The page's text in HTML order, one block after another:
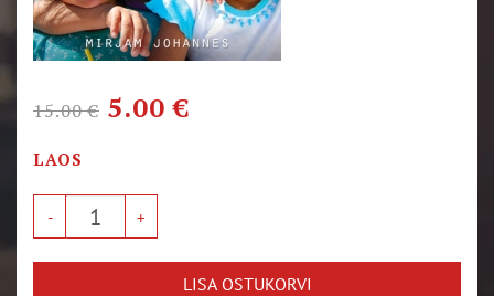
15.00€ 5.00€
LAOS
LISA OSTUKORVI